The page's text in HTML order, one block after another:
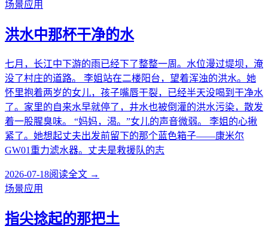
场景应用
洪水中那杯干净的水
七月，长江中下游的雨已经下了整整一周。水位漫过堤坝，淹
没了村庄的道路。 李姐站在二楼阳台，望着浑浊的洪水。她
怀里抱着两岁的女儿，孩子嘴唇干裂，已经半天没喝到干净水
了。家里的自来水早就停了，井水也被倒灌的洪水污染，散发
着一股腥臭味。 “妈妈，渴。”女儿的声音微弱。 李姐的心揪
紧了。她想起丈夫出发前留下的那个蓝色箱子——康米尔
GW01重力滤水器。丈夫是救援队的志
2026-07-18阅读全文 →
场景应用
指尖捻起的那把土